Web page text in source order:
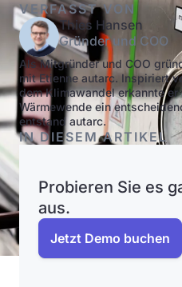
VERFASST VON
Thies Hansen
Gründer und COO
Als Mitgründer und COO
mit Etienne autarc. Inspiriert
dem Klimawandel erkannte
Wärmewende ein
entstand autarc.
IN DIESEM ARTIKEL
Probieren Sie es
aus.
Jetzt Demo buchen